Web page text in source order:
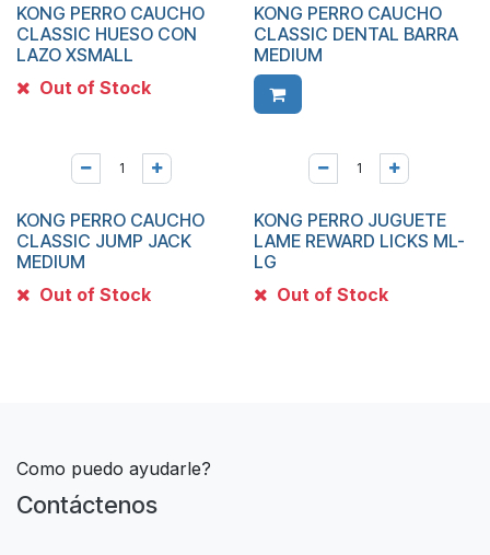
KONG PERRO CAUCHO
CLASSIC HUESO CON
LAZO XSMALL
Out of Stock
KONG PERRO CAUCHO
CLASSIC DENTAL BARRA
MEDIUM
KONG PERRO CAUCHO
CLASSIC JUMP JACK
MEDIUM
Out of Stock
KONG PERRO JUGUETE
LAME REWARD LICKS ML-
LG
Out of Stock
Como puedo ayudarle?
Contáctenos